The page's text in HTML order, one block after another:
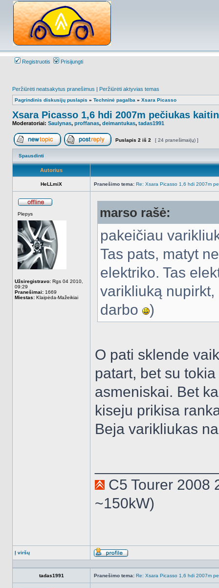
Registruotis Prisijungti
Peržiūrėti neatsakytus pranešimus | Peržiūrėti aktyvias temas
Pagrindinis diskusijų puslapis » Techninė pagalba » Xsara Picasso
Xsara Picasso 1,6 hdi 2007m pečiukas
Moderatoriai: Saulynas, proffanas, deimantukas, tadas1991
Naujos temos kūrimasAtsakyti į temą
Puslapis 2 iš 2 [ 24 pranešimai(ų) ]
Spausdinti
Autorius
HeLLmiX Pranešimo tema: Re: Xsara Picasso 1,6 hdi 2007m
Plepys
Užsiregistravo: Rgs 04 2010,
09:29
Pranešimai: 1669
Miestas: Klaipėda-Mažeikiai
marso rašė:
pakeičiau
Tas pats, matyt
elektriko. Tas
varikliuką
darbo
)
O pati sklende
patart, bet su
asmeniskai. Bet
kiseju prikisa
Beja varikliukas
C5 Tourer 2008
~150kW)
Į viršų
Aprašymas
tadas1991 Pranešimo tema: Re: Xsara Picasso 1,6 hdi 2007m